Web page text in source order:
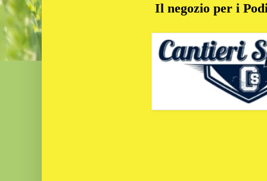
Il negozio per i